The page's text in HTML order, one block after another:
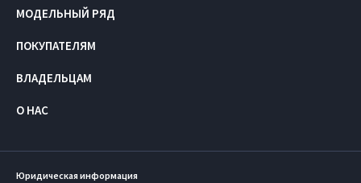
МОДЕЛЬНЫЙ РЯД
ПОКУПАТЕЛЯМ
ВЛАДЕЛЬЦАМ
О НАС
Юридическая информация